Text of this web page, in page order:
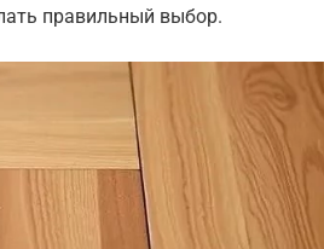
правильный выбор.